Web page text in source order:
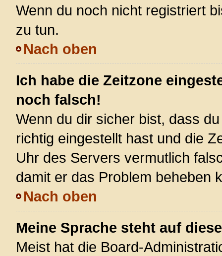
Wenn du noch nicht registriert
zu tun.
Nach oben
Ich habe die Zeitzone
noch falsch!
Wenn du dir sicher bist, dass
richtig eingestellt hast und die
Uhr des Servers vermutlich
damit er das Problem beheben
Nach oben
Meine Sprache steht auf
Meist hat die Board-